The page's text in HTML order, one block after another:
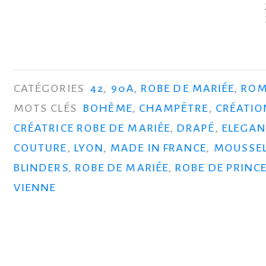
CATÉGORIES 42, 90A,ROBE DE MARIÉE,
MOTS CLÉS BOHÈME, CHAMPÊTRE,
CRÉATRICE ROBE DE MARIÉE,DRAPÉ,
COUTURE, LYON, MADE IN FRANCE,
BLINDERS, ROBE DE MARIÉE,ROBE DE
VIENNE